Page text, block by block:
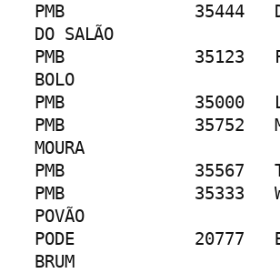
PMB		35444	DEIVINHO
DO SALÃO
PMB		35123	FELIPE DO
BOLO
PMB		35752	MONIQUE
MOURA
PMB		35333	WALMIR DO
POVÃO
PODE		20777	BRUNA
BRUM